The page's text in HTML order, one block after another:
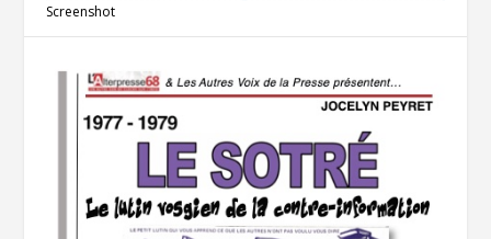
Screenshot